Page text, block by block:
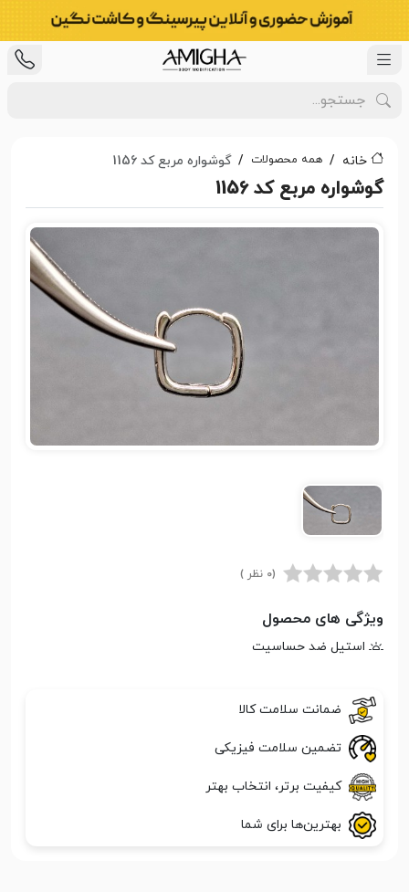
خانه همه محصولات گوشواره مربع کد 1156
گوشواره مربع کد 1156
(0 نظر )
ویژگی های محصول
استیل ضد حساسیت
ضمانت سلامت کالا
تضمین سلامت فیزیکی
کیفیت برتر، انتخاب بهتر
بهترین‌ها برای شما